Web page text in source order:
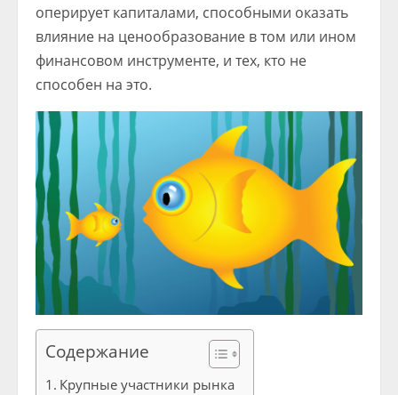
оперирует капиталами, способными оказать
влияние на ценообразование в том или ином
финансовом инструменте, и тех, кто не
способен на это.
Содержание
Крупные участники рынка